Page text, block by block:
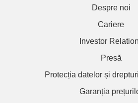
Despre noi
Cariere
Investor
Presă
Protecția datelor și
Garanția